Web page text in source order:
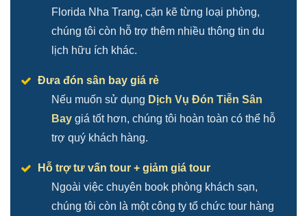
Florida Nha Trang, cặn kẽ từng loại phòng,
chúng tôi còn hỗ trợ thêm nhiều thông tin du
lịch hữu ích khác.
Đưa đón sân bay giá rẻ
Nếu muốn sử dụng Dịch Vụ Đón Tiễn Sân
Bay giá tốt hơn, chúng tôi hoàn toàn có thể hỗ
trợ quý khách hàng.
Hỗ trợ tư vấn tour + giảm giá tour
Ngoài việc chuyên book phòng khách sạn,
chúng tôi còn là một công ty tổ chức tour hàng